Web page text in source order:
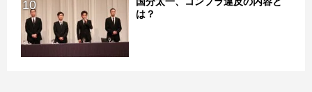
10
は？